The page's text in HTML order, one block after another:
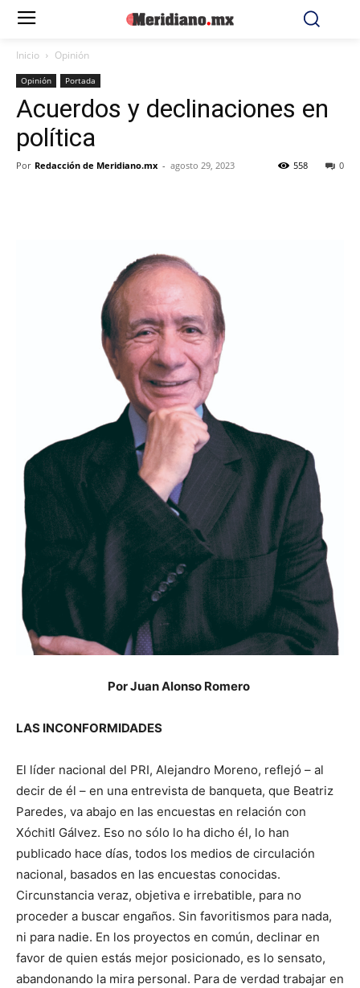
Inicio Opinión
Opinión Portada
Acuerdos y declinaciones en
política
Por Redacción de Meridiano.mx - agosto 29, 2023 0
558
Por Juan Alonso Romero
LAS INCONFORMIDADES
El líder nacional del PRI, Alejandro Moreno, reflejó – al
decir de él – en una entrevista de banqueta, que Beatriz
Paredes, va abajo en las encuestas en relación con
Xóchitl Gálvez. Eso no sólo lo ha dicho él, lo han
publicado hace días, todos los medios de circulación
nacional, basados en las encuestas conocidas.
Circunstancia veraz, objetiva e irrebatible, para no
proceder a buscar engaños. Sin favoritismos para nada,
ni para nadie. En los proyectos en común, declinar en
favor de quien estás mejor posicionado, es lo sensato,
abandonando la mira personal. Para de verdad trabajar en